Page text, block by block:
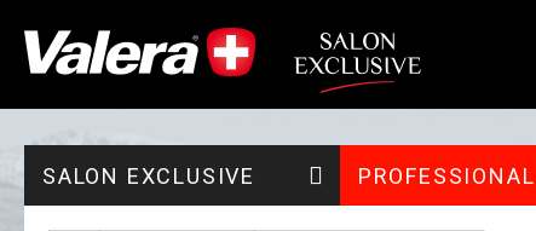
SALON EXCLUSIVE PROFESSIONAL